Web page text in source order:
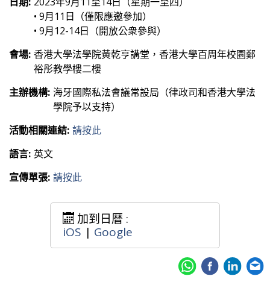
• 9月11日（僅限應邀參加）
• 9月12-14日（開放公衆參與）
會場: 香港大學法學院黃乾亨講堂，香港大學百周年校園鄭
裕彤教學樓二樓
主辦機構: 海牙國際私法會議常設局（律政司和香港大學法
學院予以支持）
活動相關連結: 請按此
語言: 英文
宣傳單張: 請按此
加到日暦 :
iOS | Google